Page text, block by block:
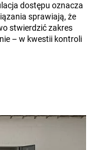
dostępu oznacza
sprawiają, że
stwierdzić zakres
– w kwestii kontroli